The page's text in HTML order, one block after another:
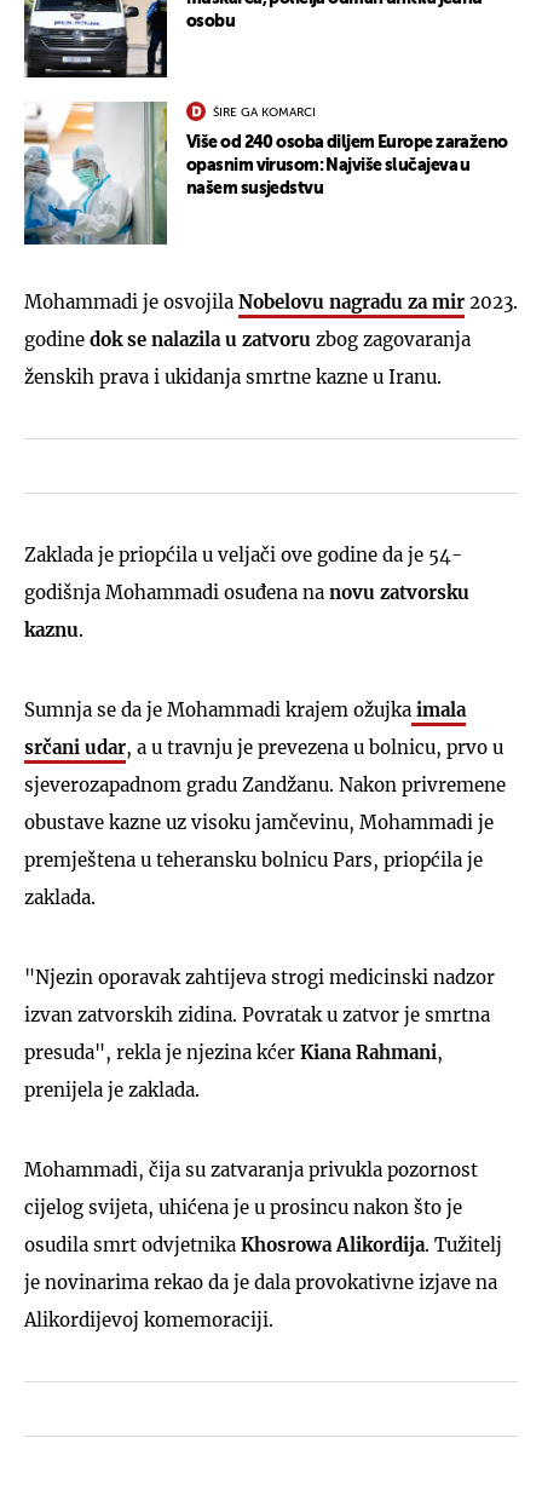
osobu
ŠIRE GA KOMARCI
Više od 240 osoba diljem Europe zaraženo
opasnim virusom: Najviše slučajeva u
našem susjedstvu
Mohammadi je osvojila Nobelovu nagradu za mir 2023.
godine dok se nalazila u zatvoru zbog zagovaranja
ženskih prava i ukidanja smrtne kazne u Iranu.
Zaklada je priopćila u veljači ove godine da je 54-
godišnja Mohammadi osuđena na novu zatvorsku
kaznu.
Sumnja se da je Mohammadi krajem ožujka imala
srčani udar, a u travnju je prevezena u bolnicu, prvo u
sjeverozapadnom gradu Zandžanu. Nakon privremene
obustave kazne uz visoku jamčevinu, Mohammadi je
premještena u teheransku bolnicu Pars, priopćila je
zaklada.
"Njezin oporavak zahtijeva strogi medicinski nadzor
izvan zatvorskih zidina. Povratak u zatvor je smrtna
presuda", rekla je njezina kćer Kiana Rahmani,
prenijela je zaklada.
Mohammadi, čija su zatvaranja privukla pozornost
cijelog svijeta, uhićena je u prosincu nakon što je
osudila smrt odvjetnika Khosrowa Alikordija. Tužitelj
je novinarima rekao da je dala provokativne izjave na
Alikordijevoj komemoraciji.